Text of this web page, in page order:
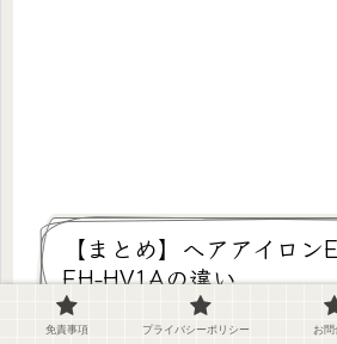
【まとめ】へアアイロン
EH-HV1Aの違い
免責事項 プライバシーポリシー お問